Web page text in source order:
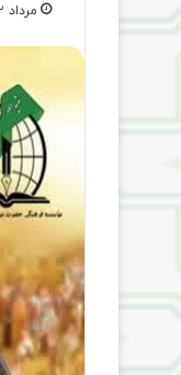
مرداد ۲, ۱۴۰۲